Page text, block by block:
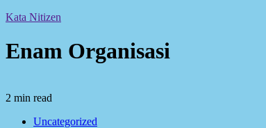
Kata Nitizen
Enam Organisasi
2 min read
Uncategorized